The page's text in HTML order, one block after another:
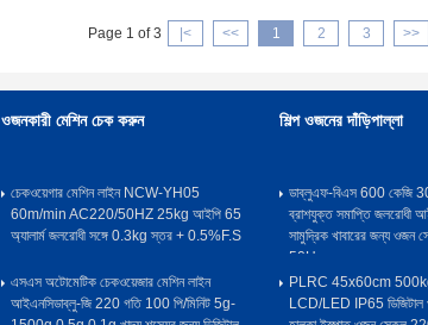
Page 1 of 3 |< << 1 2 3 >>
ওজনকারী মেশিন চেক করুন
চেকওয়েগার মেশিন লাইন NCW-YH05
60m/min AC220/50HZ 25kg আইপি 65
অ্যালার্ম জলরোধী সঙ্গে 0.3kg স্তর + 0.5%F.S
এসএস অটোমেটিক চেকওয়েজার মেশিন লাইন
আইএনসিডাব্লু-জি 220 গতি 100 পি/মিনিট 5g-
শিল্প ওজনের দাঁড়িপাল্লা
ডাব্লুএফ-বিএস 600 কেজি
ব্রাশযুক্ত সমাপ্তি জলরোধী
সামুদ্রিক খাবারের জন্য ওজন
50Hz
PLRC 45x60cm
LCD/LED IP65 ডিজিটাল